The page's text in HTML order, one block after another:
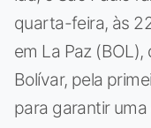
quarta-feira, às
em La Paz
Bolívar, pela
para garantir